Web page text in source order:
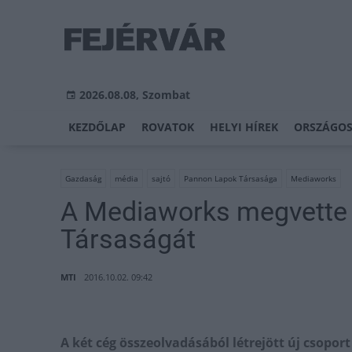
2026.08.08, Szombat
KEZDŐLAP ROVATOK HELYI HÍREK
Gazdaság média sajtó Pannon Lapok Társasága Mediaworks
A Mediaworks
Társaságát
MTI 2016.10.02. 09:42
A két cég összeolvadásából létrejött új